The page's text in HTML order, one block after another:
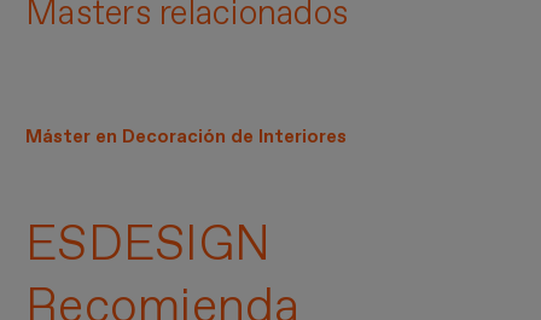
Masters relacionados
Máster en Decoración de Interiores
ESDESIGN
Recomienda